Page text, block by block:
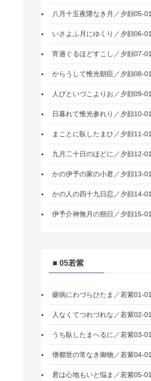
八月十五夜隈なき月／夕顔05-01
いさよふ月にゆくり／夕顔06-01
宵過ぐるほどすこし／夕顔07-01
からうして惟光朝臣／夕顔08-01
人びといづこよりお／夕顔09-01
日暮れて惟光参れり／夕顔10-01
まことに臥したまひ／夕顔11-01
九月二十日のほどに／夕顔12-01
かの伊予の家の小君／夕顔13-01
かの人の四十九日忍／夕顔14-01
伊予介神無月の朔日／夕顔15-01
■ 05若紫
瘧病にわづらひたま／若紫01-01
人なくてつれづれな／若紫02-01
うち臥したまへるに／若紫03-01
僧都世の常なき御物／若紫04-01
君は心地もいと悩ま／若紫05-01